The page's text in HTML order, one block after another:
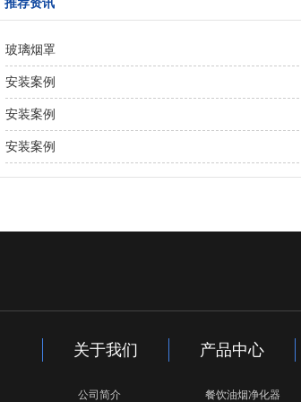
玻璃烟罩
安装案例
安装案例
安装案例
关于我们
公司简介
产品中心
餐饮油烟净化器